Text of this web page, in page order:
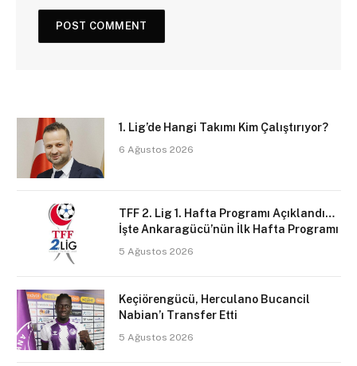
1. Lig’de Hangi Takımı Kim Çalıştırıyor?
6 Ağustos 2026
TFF 2. Lig 1. Hafta Programı Açıklandı…
İşte Ankaragücü’nün İlk Hafta Programı
5 Ağustos 2026
Keçiörengücü, Herculano Bucancil
Nabian’ı Transfer Etti
5 Ağustos 2026